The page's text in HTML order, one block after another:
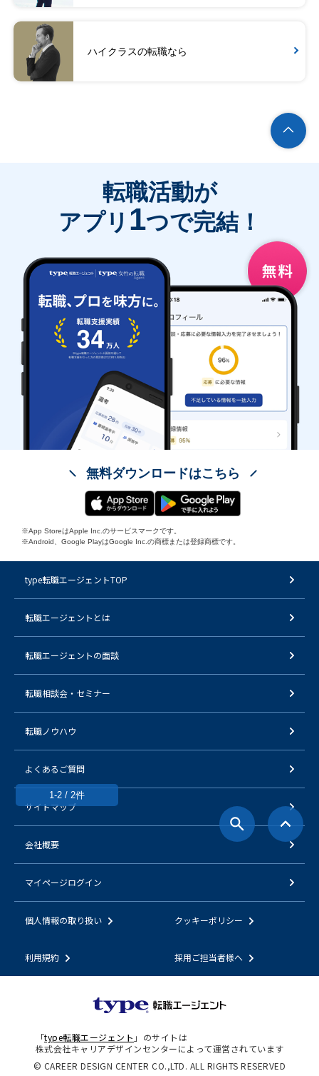
ハイクラスの転職なら
1-2 / 2件
転職活動が
アプリ 1つで完結！
無料ダウンロードはこちら
※App StoreはApple Inc.のサービスマークです。
※Android、Google PlayはGoogle Inc.の商標または登録商標です。
type転職エージェントTOP
転職エージェントとは
転職エージェントの面談
転職相談会・セミナー
転職ノウハウ
よくあるご質問
サイトマップ
会社概要
マイページログイン
個人情報の取り扱い クッキーポリシー
利用規約 採用ご担当者様へ
「type転職エージェント 」のサイトは
株式会社キャリアデザインセンターによって運営されています
© CAREER DESIGN CENTER CO.,LTD. ALL RIGHTS RESERVED